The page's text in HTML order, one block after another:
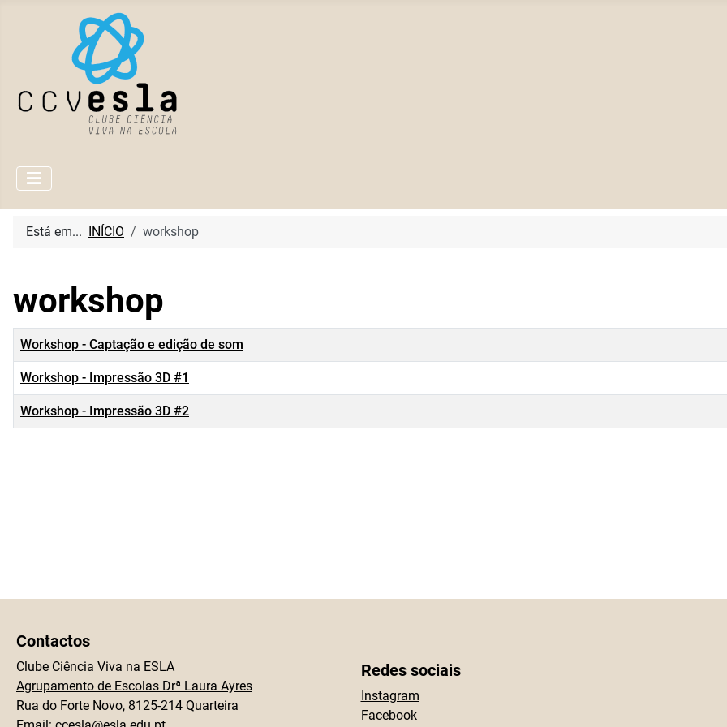
Está em... INÍCIO workshop
workshop
Título
Workshop - Captação e edição de som
Workshop - Impressão 3D #1
Workshop - Impressão 3D #2
Contactos
Clube Ciência Viva na ESLA
Agrupamento de Escolas Drª Laura Ayres
Rua do Forte Novo, 8125-214 Quarteira
Redes sociais
Instagram
Facebook